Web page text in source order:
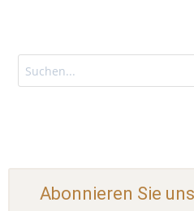
Abonnieren Sie